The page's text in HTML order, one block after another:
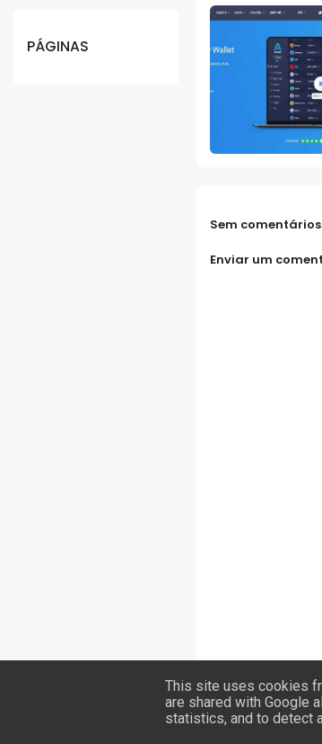
PÁGINAS
Sem
Enviar um
Todos os direitos reservados porSaiba Portugal©
This site uses cookies
are shared with Google
statistics, and to detect